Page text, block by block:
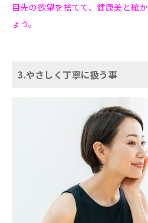
目先の欲望を捨てて、健康美と確
ょう。
3.やさしく丁寧に扱う事